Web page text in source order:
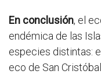
En conclusión, el
endémica de las
especies distintas:
eco de San